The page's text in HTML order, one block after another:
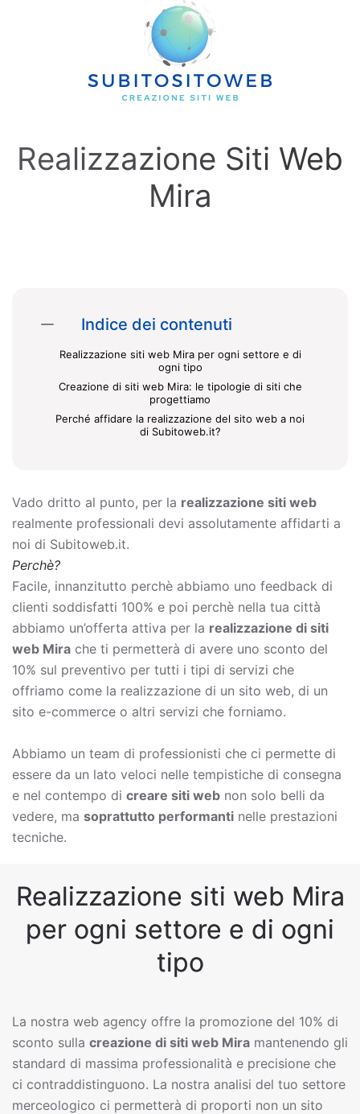
Skip to main content
Realizzazione Siti Web
Mira
Indice dei contenuti
Realizzazione siti web Mira per ogni settore e di
ogni tipo
Creazione di siti web Mira: le tipologie di siti che
progettiamo
Perché affidare la realizzazione del sito web a noi
di Subitoweb.it?
Vado dritto al punto, per la realizzazione siti web
realmente professionali devi assolutamente affidarti a
noi di Subitoweb.it.
Perchè?
Facile, innanzitutto perchè abbiamo uno feedback di
clienti soddisfatti 100% e poi perchè nella tua città
abbiamo un’offerta attiva per la realizzazione di siti
web Mira che ti permetterà di avere uno sconto del
10% sul preventivo per tutti i tipi di servizi che
offriamo come la realizzazione di un sito web, di un
sito e-commerce o altri servizi che forniamo.
Abbiamo un team di professionisti che ci permette di
essere da un lato veloci nelle tempistiche di consegna
e nel contempo di creare siti web non solo belli da
vedere, ma soprattutto performanti nelle prestazioni
tecniche.
Realizzazione siti web Mira
per ogni settore e di ogni
tipo
La nostra web agency offre la promozione del 10% di
sconto sulla creazione di siti web Mira mantenendo gli
standard di massima professionalità e precisione che
ci contraddistinguono. La nostra analisi del tuo settore
merceologico ci permetterà di proporti non un sito